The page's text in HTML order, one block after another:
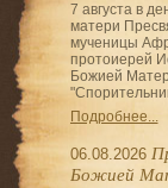
7 августа в
матери
мученицы
протоиерей
Божией
Подробнее...
06.08.2026
Божией